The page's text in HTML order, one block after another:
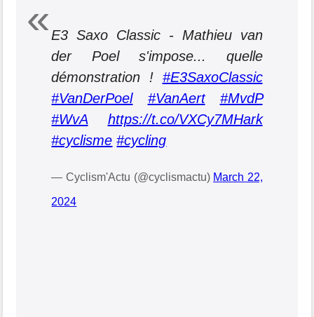
E3 Saxo Classic - Mathieu van
der Poel s'impose... quelle
démonstration ! #E3SaxoClassic
#VanDerPoel
#VanAert
#MvdP
#WvA
https://t.co/VXCy7MHark
#cyclisme #cycling
— Cyclism'Actu (@cyclismactu) March 22,
2024